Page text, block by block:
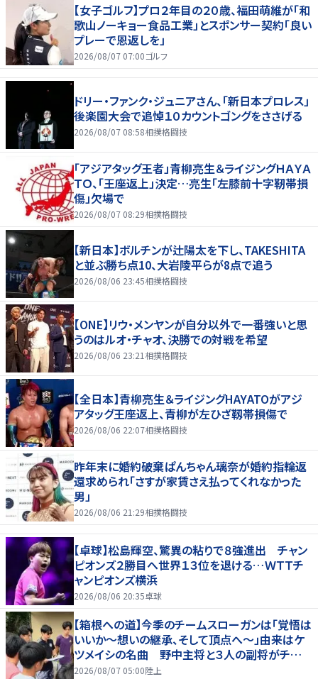
【女子ゴルフ】プロ２年目の２０歳、福田萌維が「和
歌山ノーキョー食品工業」とスポンサー契約「良い
プレーで恩返しを」
2026/08/07 07:00ゴルフ
ドリー・ファンク・ジュニアさん、「新日本プロレス」
後楽園大会で追悼１０カウントゴングをささげる
2026/08/07 08:58相撲格闘技
「アジアタッグ王者」青柳亮生＆ライジングＨＡＹＡ
ＴＯ、「王座返上」決定…亮生「左膝前十字靭帯損
傷」欠場で
2026/08/07 08:29相撲格闘技
【新日本】ボルチンが辻陽太を下し、TAKESHITA
と並ぶ勝ち点10、大岩陵平らが8点で追う
2026/08/06 23:45相撲格闘技
【ONE】リウ・メンヤンが自分以外で一番強いと思
うのはルオ・チャオ、決勝での対戦を希望
2026/08/06 23:21 相撲格闘技
【全日本】青柳亮生＆ライジングHAYATOがアジ
アタッグ王座返上、青柳が左ひざ靱帯損傷で
2026/08/06 22:07相撲格闘技
昨年末に婚約破棄ぱんちゃん璃奈が婚約指輪返
還求められ「さすが家賃さえ払ってくれなかった
男」
2026/08/06 21:29相撲格闘技
【卓球】松島輝空、驚異の粘りで８強進出 チャン
ピオンズ２勝目へ世界１３位を退ける…ＷＴＴチ
ャンピオンズ横浜
2026/08/06 20:35卓球
【箱根への道】今季のチームスローガンは「覚悟は
いいか～想いの継承、そして頂点へ～」由来はケ
ツメイシの名曲 野中主将と３人の副将がチーム
を引っ張る…夏合宿特集第１弾、国学院大
2026/08/07 05:00陸上